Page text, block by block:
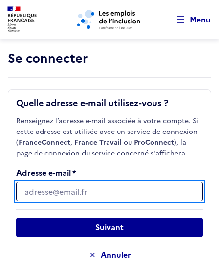
Aller au menu principal Aller au contenu principal
Menu
Se connecter
Quelle adresse e-mail utilisez-vous ?
Renseignez l’adresse e-mail associée à votre compte. Si
cette adresse est utilisée avec un service de connexion
(FranceConnect, France Travail ou ProConnect), la
page de connexion du service concerné s'affichera.
Adresse e-mail
Adresse e-mail
Annuler
Suivant
Retour au début de la page
Panneau de gestion des cookies